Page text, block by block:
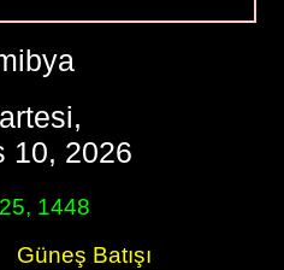
10, 2026
1448
Güneş Batışı